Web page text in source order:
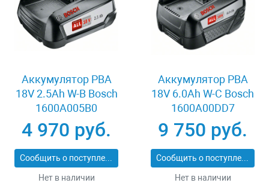
Аккумулятор PBA
18V 2.5Ah W-B Bosch
1600A005B0
4 970 руб.
Сообщить о поступлении
Нет в наличии
Аккумулятор PBA
18V 6.0Ah W-C Bosch
1600A00DD7
9 750 руб.
Сообщить о поступлении
Нет в наличии